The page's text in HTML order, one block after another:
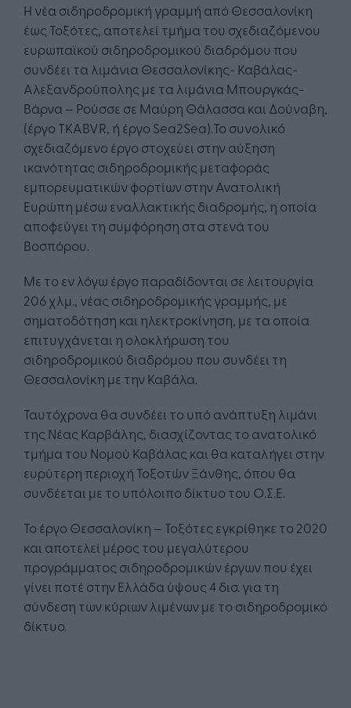
Η νέα σιδηροδρομική γραμμή από Θεσσαλονίκη
έως Τοξότες, αποτελεί τμήμα του σχεδιαζόμενου
ευρωπαϊκού σιδηροδρομικού διαδρόμου που
συνδέει τα λιμάνια Θεσσαλονίκης- Καβάλας-
Αλεξανδρούπολης με τα λιμάνια Μπουργκάς-
Βάρνα – Ρούσσε σε Μαύρη Θάλασσα και Δούναβη,
(έργο TKABVR, ή έργο Sea2Sea).Το συνολικό
σχεδιαζόμενο έργο στοχεύει στην αύξηση
ικανότητας σιδηροδρομικής μεταφοράς
εμπορευματικών φορτίων στην Ανατολική
Ευρώπη μέσω εναλλακτικής διαδρομής, η οποία
αποφεύγει τη συμφόρηση στα στενά του
Βοσπόρου.
Με το εν λόγω έργο παραδίδονται σε λειτουργία
206 χλμ., νέας σιδηροδρομικής γραμμής, με
σηματοδότηση και ηλεκτροκίνηση, με τα οποία
επιτυγχάνεται η ολοκλήρωση του
σιδηροδρομικού διαδρόμου που συνδέει τη
Θεσσαλονίκη με την Καβάλα.
Ταυτόχρονα θα συνδέει το υπό ανάπτυξη λιμάνι
της Νέας Καρβάλης, διασχίζοντας το ανατολικό
τμήμα του Nομού Καβάλας και θα καταλήγει στην
ευρύτερη περιοχή Τοξοτών Ξάνθης, όπου θα
συνδέεται με το υπόλοιπο δίκτυο του Ο.Σ.Ε.
Το έργο Θεσσαλονίκη – Τοξότες εγκρίθηκε το 2020
και αποτελεί μέρος του μεγαλύτερου
προγράμματος σιδηροδρομικών έργων που έχει
γίνει ποτέ στην Ελλάδα ύψους 4 δισ. για τη
σύνδεση των κύριων λιμένων με το σιδηροδρομικό
δίκτυο.